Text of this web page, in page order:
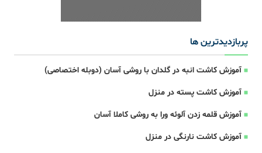
پربازدیدترین ها
آموزش کاشت انبه در گلدان با روشی آسان (دوبله اختصاصی)
آموزش کاشت پسته در منزل
آموزش قلمه زدن آلوئه ورا به روشی کاملا آسان
آموزش کاشت نارنگی در منزل